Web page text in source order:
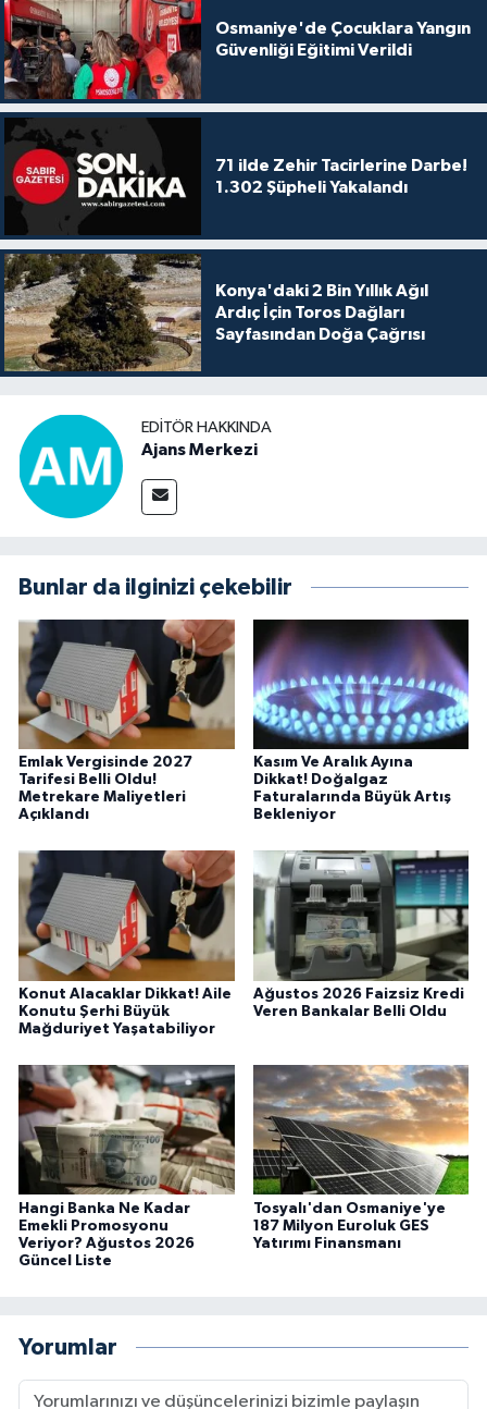
Osmaniye'de Çocuklara Yangın
Güvenliği Eğitimi Verildi
71 ilde Zehir Tacirlerine Darbe!
1.302 Şüpheli Yakalandı
Konya'daki 2 Bin Yıllık Ağıl
Ardıç İçin Toros Dağları
Sayfasından Doğa Çağrısı
EDITÖR HAKKINDA
Ajans Merkezi
Bunlar da ilginizi çekebilir
Emlak Vergisinde 2027
Tarifesi Belli Oldu!
Metrekare Maliyetleri
Açıklandı
Kasım Ve Aralık Ayına
Dikkat! Doğalgaz
Faturalarında Büyük Artış
Bekleniyor
Konut Alacaklar Dikkat! Aile
Konutu Şerhi Büyük
Mağduriyet Yaşatabiliyor
Ağustos 2026 Faizsiz Kredi
Veren Bankalar Belli Oldu
Hangi Banka Ne Kadar
Emekli Promosyonu
Veriyor? Ağustos 2026
Güncel Liste
Tosyalı'dan Osmaniye'ye
187 Milyon Euroluk GES
Yatırımı Finansmanı
Yorumlar